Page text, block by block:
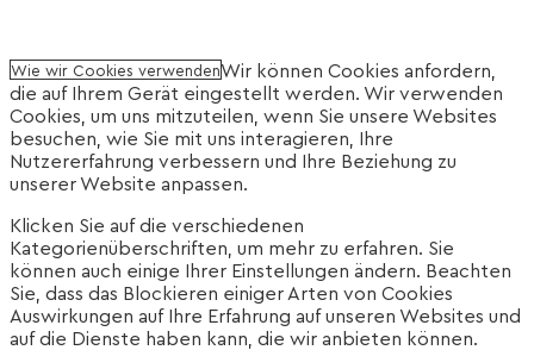
Wie wir Cookies verwendenWir können Cookies anfordern,
die auf Ihrem Gerät eingestellt werden. Wir verwenden
Cookies, um uns mitzuteilen, wenn Sie unsere Websites
besuchen, wie Sie mit uns interagieren, Ihre
Nutzererfahrung verbessern und Ihre Beziehung zu
unserer Website anpassen.
Klicken Sie auf die verschiedenen
Kategorienüberschriften, um mehr zu erfahren. Sie
können auch einige Ihrer Einstellungen ändern. Beachten
Sie, dass das Blockieren einiger Arten von Cookies
Auswirkungen auf Ihre Erfahrung auf unseren Websites und
auf die Dienste haben kann, die wir anbieten können.